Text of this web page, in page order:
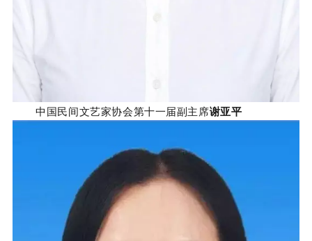
中国民间文艺家协会第十一届副主席谢亚平